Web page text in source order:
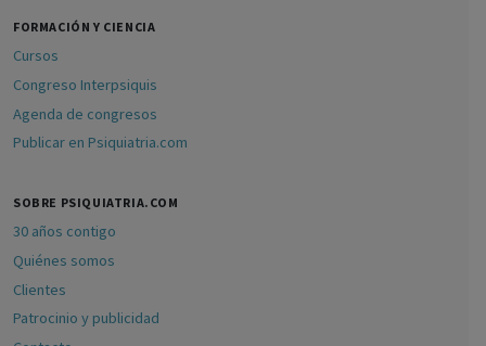
FORMACIÓN Y CIENCIA
Cursos
Congreso Interpsiquis
Agenda de congresos
Publicar en Psiquiatria.com
SOBRE PSIQUIATRIA.COM
30 años contigo
Quiénes somos
Clientes
Patrocinio y publicidad